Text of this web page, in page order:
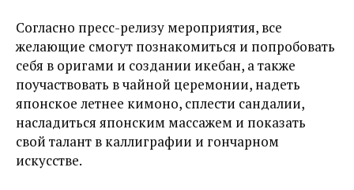
Согласно пресс-релизу мероприятия, все
желающие смогут познакомиться и попробовать
себя в оригами и создании икебан, а также
поучаствовать в чайной церемонии, надеть
японское летнее кимоно, сплести сандалии,
насладиться японским массажем и показать
свой талант в каллиграфии и гончарном
искусстве.